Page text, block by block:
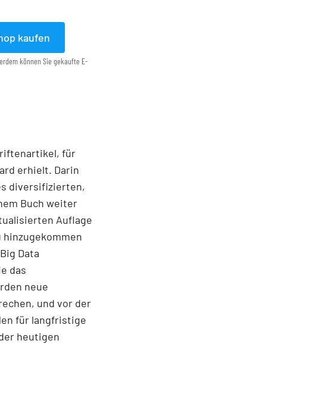
kaufen
können Sie gekaufte E-
für
erhielt. Darin
diversifizierten,
Buch weiter
Auflage
Data
das
neue
und vor der
für langfristige
heutigen